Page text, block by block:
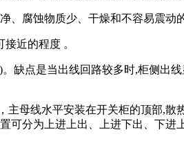
、腐蚀物质少、干燥和不容易震动
近的程度 。
。缺点是当出线回路较多时,柜侧
主母线水平安装在开关柜的顶部,
分为上进上出、上进下出、下